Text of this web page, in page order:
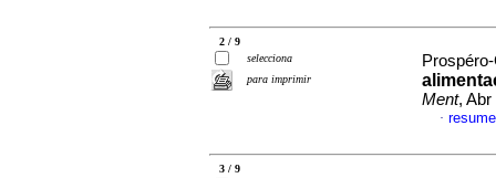
2 / 9
selecciona
para imprimir
Ment, Abr
·
3 / 9